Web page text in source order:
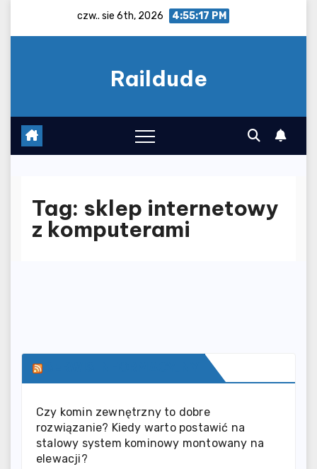
czw.. sie 6th, 2026 4:55:17 PM
Raildude
Tag: sklep internetowy
z komputerami
Czy komin zewnętrzny to dobre
rozwiązanie? Kiedy warto postawić na
stalowy system kominowy montowany na
elewacji?